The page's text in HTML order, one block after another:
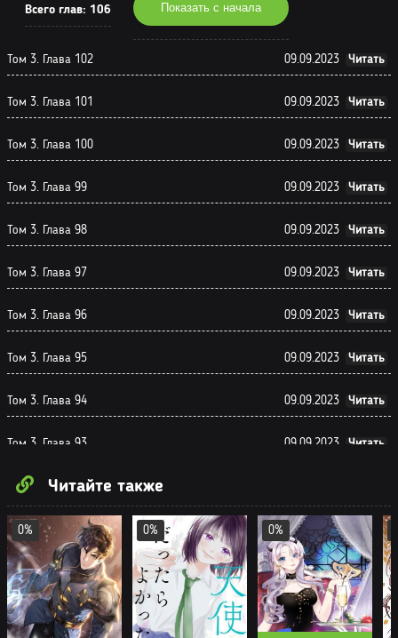
Всего глав: 106 Показать с начала
Том 3. Глава 89 09.09.2023 Читать
Том 3. Глава 90 09.09.2023 Читать
Том 3. Глава 91 09.09.2023 Читать
Том 3. Глава 92
Том 3. Глава 93 09.09.2023 Читать
Том 3. Глава 94 09.09.2023 Читать
Том 3. Глава 95 09.09.2023 Читать
Том 3. Глава 96 09.09.2023 Читать
Том 3. Глава 97 09.09.2023 Читать
Том 3. Глава 98 09.09.2023 Читать
Том 3. Глава 99 09.09.2023 Читать
Том 3. Глава 100 09.09.2023 Читать
Том 3. Глава 101 09.09.2023 Читать
Том 3. Глава 102 09.09.2023 Читать
Читайте также
0% 0% 0%